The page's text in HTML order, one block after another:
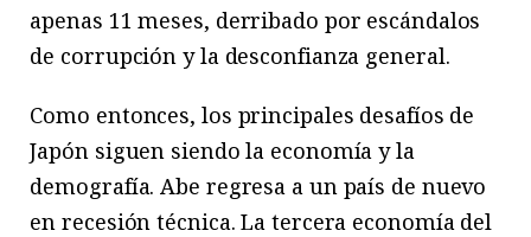
apenas 11 meses, derribado por escándalos
de corrupción y la desconfianza general.
Como entonces, los principales desafíos de
Japón siguen siendo la economía y la
demografía. Abe regresa a un país de nuevo
en recesión técnica. La tercera economía del